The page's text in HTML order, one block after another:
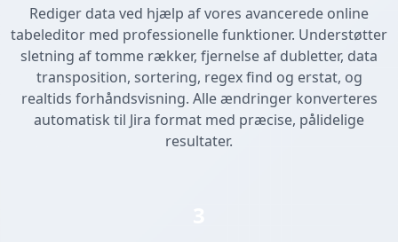
Rediger data ved hjælp af vores avancerede online
tabeleditor med professionelle funktioner. Understøtter
sletning af tomme rækker, fjernelse af dubletter, data
transposition, sortering, regex find og erstat, og
realtids forhåndsvisning. Alle ændringer konverteres
automatisk til Jira format med præcise, pålidelige
resultater.